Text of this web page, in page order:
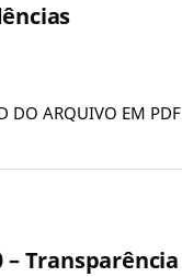
DO ARQUIVO EM
–